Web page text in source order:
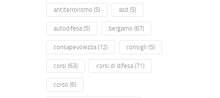
antiterrorismo (5) asd (5)
autodifesa(5) bergamo (67)
consapevolezza(12) consigli (5)
corsi (63) corsi di difesa(71)
corso (6)